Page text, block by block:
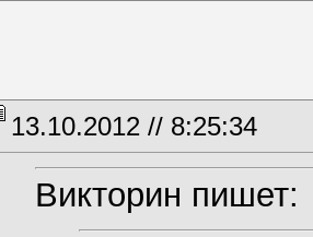
13.10.2012 // 8:25:34
Викторин пишет: